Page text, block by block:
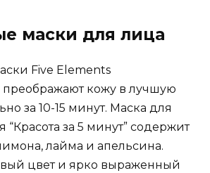
маски для лица
Five Elements
преображают кожу в лучшую
за 10-15 минут. Маска для
“Красота за 5 минут” содержит
лайма и апельсина.
цвет и ярко выраженный